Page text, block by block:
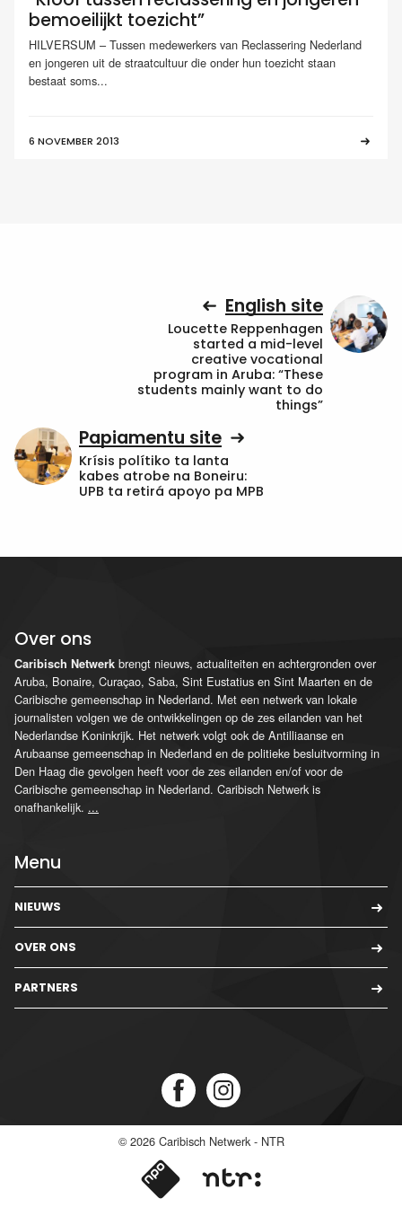
bemoeilijkt toezicht”
HILVERSUM – Tussen medewerkers van Reclassering Nederland
en jongeren uit de straatcultuur die onder hun toezicht staan
bestaat soms...
6 NOVEMBER 2013
English site
Loucette Reppenhagen
started a mid-level
creative vocational
program in Aruba: “These
students mainly want to do
things”
Papiamentu site
Krísis polítiko ta lanta
kabes atrobe na Boneiru:
UPB ta retirá apoyo pa MPB
Over ons
Caribisch Netwerk brengt nieuws, actualiteiten en achtergronden over
Aruba, Bonaire, Curaçao, Saba, Sint Eustatius en Sint Maarten en de
Caribische gemeenschap in Nederland. Met een netwerk van lokale
journalisten volgen we de ontwikkelingen op de zes eilanden van het
Nederlandse Koninkrijk. Het netwerk volgt ook de Antilliaanse en
Arubaanse gemeenschap in Nederland en de politieke besluitvorming in
Den Haag die gevolgen heeft voor de zes eilanden en/of voor de
Caribische gemeenschap in Nederland. Caribisch Netwerk is
onafhankelijk. ...
Menu
NIEUWS
OVER ONS
PARTNERS
© 2026 Caribisch Netwerk - NTR